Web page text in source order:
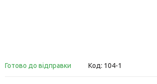
Готово до відправки Код: 104-1